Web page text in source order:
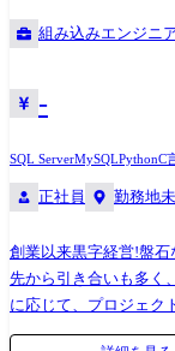
組み込みエンジニ
-
SQL ServerMySQLPythonC
正社員 勤務地
創業以来黒字経営!盤石
先から引き合いも多く、事
に応じて、プロジェク
●取引業界 ・製造メーカー、通信キャリア、金融、流通、官公庁 等 ●